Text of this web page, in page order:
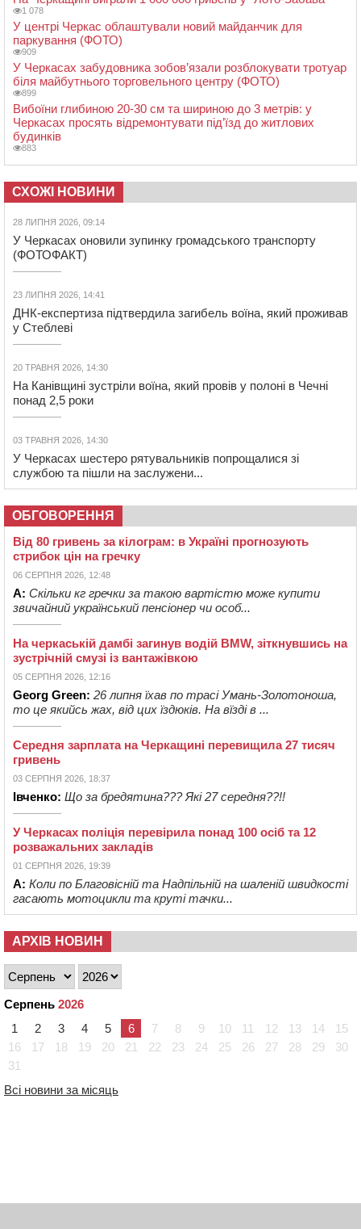
1 078
У центрі Черкас облаштували новий майданчик для
паркування (ФОТО)
909
У Черкасах забудовника зобов’язали розблокувати тротуар
біля майбутнього торговельного центру (ФОТО)
899
Вибоїни глибиною 20-30 см та шириною до 3 метрів: у
Черкасах просять відремонтувати під’їзд до житлових
будинків
883
СХОЖІ НОВИНИ
28 ЛИПНЯ 2026, 09:14
У Черкасах оновили зупинку громадського транспорту
(ФОТОФАКТ)
23 ЛИПНЯ 2026, 14:41
ДНК-експертиза підтвердила загибель воїна, який проживав
у Стеблеві
20 ТРАВНЯ 2026, 14:30
На Канівщині зустріли воїна, який провів у полоні в Чечні
понад 2,5 роки
03 ТРАВНЯ 2026, 14:30
У Черкасах шестеро рятувальників попрощалися зі
службою та пішли на заслужени...
ОБГОВОРЕННЯ
Від 80 гривень за кілограм: в Україні прогнозують
стрибок цін на гречку
06 СЕРПНЯ 2026, 12:48
А: Скільки кг гречки за такою вартістю може купити
звичайний український пенсіонер чи особ...
На черкаській дамбі загинув водій BMW, зіткнувшись на
зустрічній смузі із вантажівкою
05 СЕРПНЯ 2026, 12:16
Georg Green: 26 липня їхав по трасі Умань-Золотоноша,
то це якийсь жах, від цих їздюків. На вїзді в ...
Середня зарплата на Черкащині перевищила 27 тисяч
гривень
03 СЕРПНЯ 2026, 18:37
Івченко: Що за бредятина??? Які 27 середня??!!
У Черкасах поліція перевірила понад 100 осіб та 12
розважальних закладів
01 СЕРПНЯ 2026, 19:39
А: Коли по Благовісній та Надпільній на шаленій швидкості
гасають мотоцикли та круті тачки...
АРХІВ НОВИН
Серпень 2026
1
2 3 4 5 6 7 8 9 10 11 12 13 14
15
16
17 18 19 20 21 22 23 24 25 26 27 28 29
30
31
Всі новини за місяць